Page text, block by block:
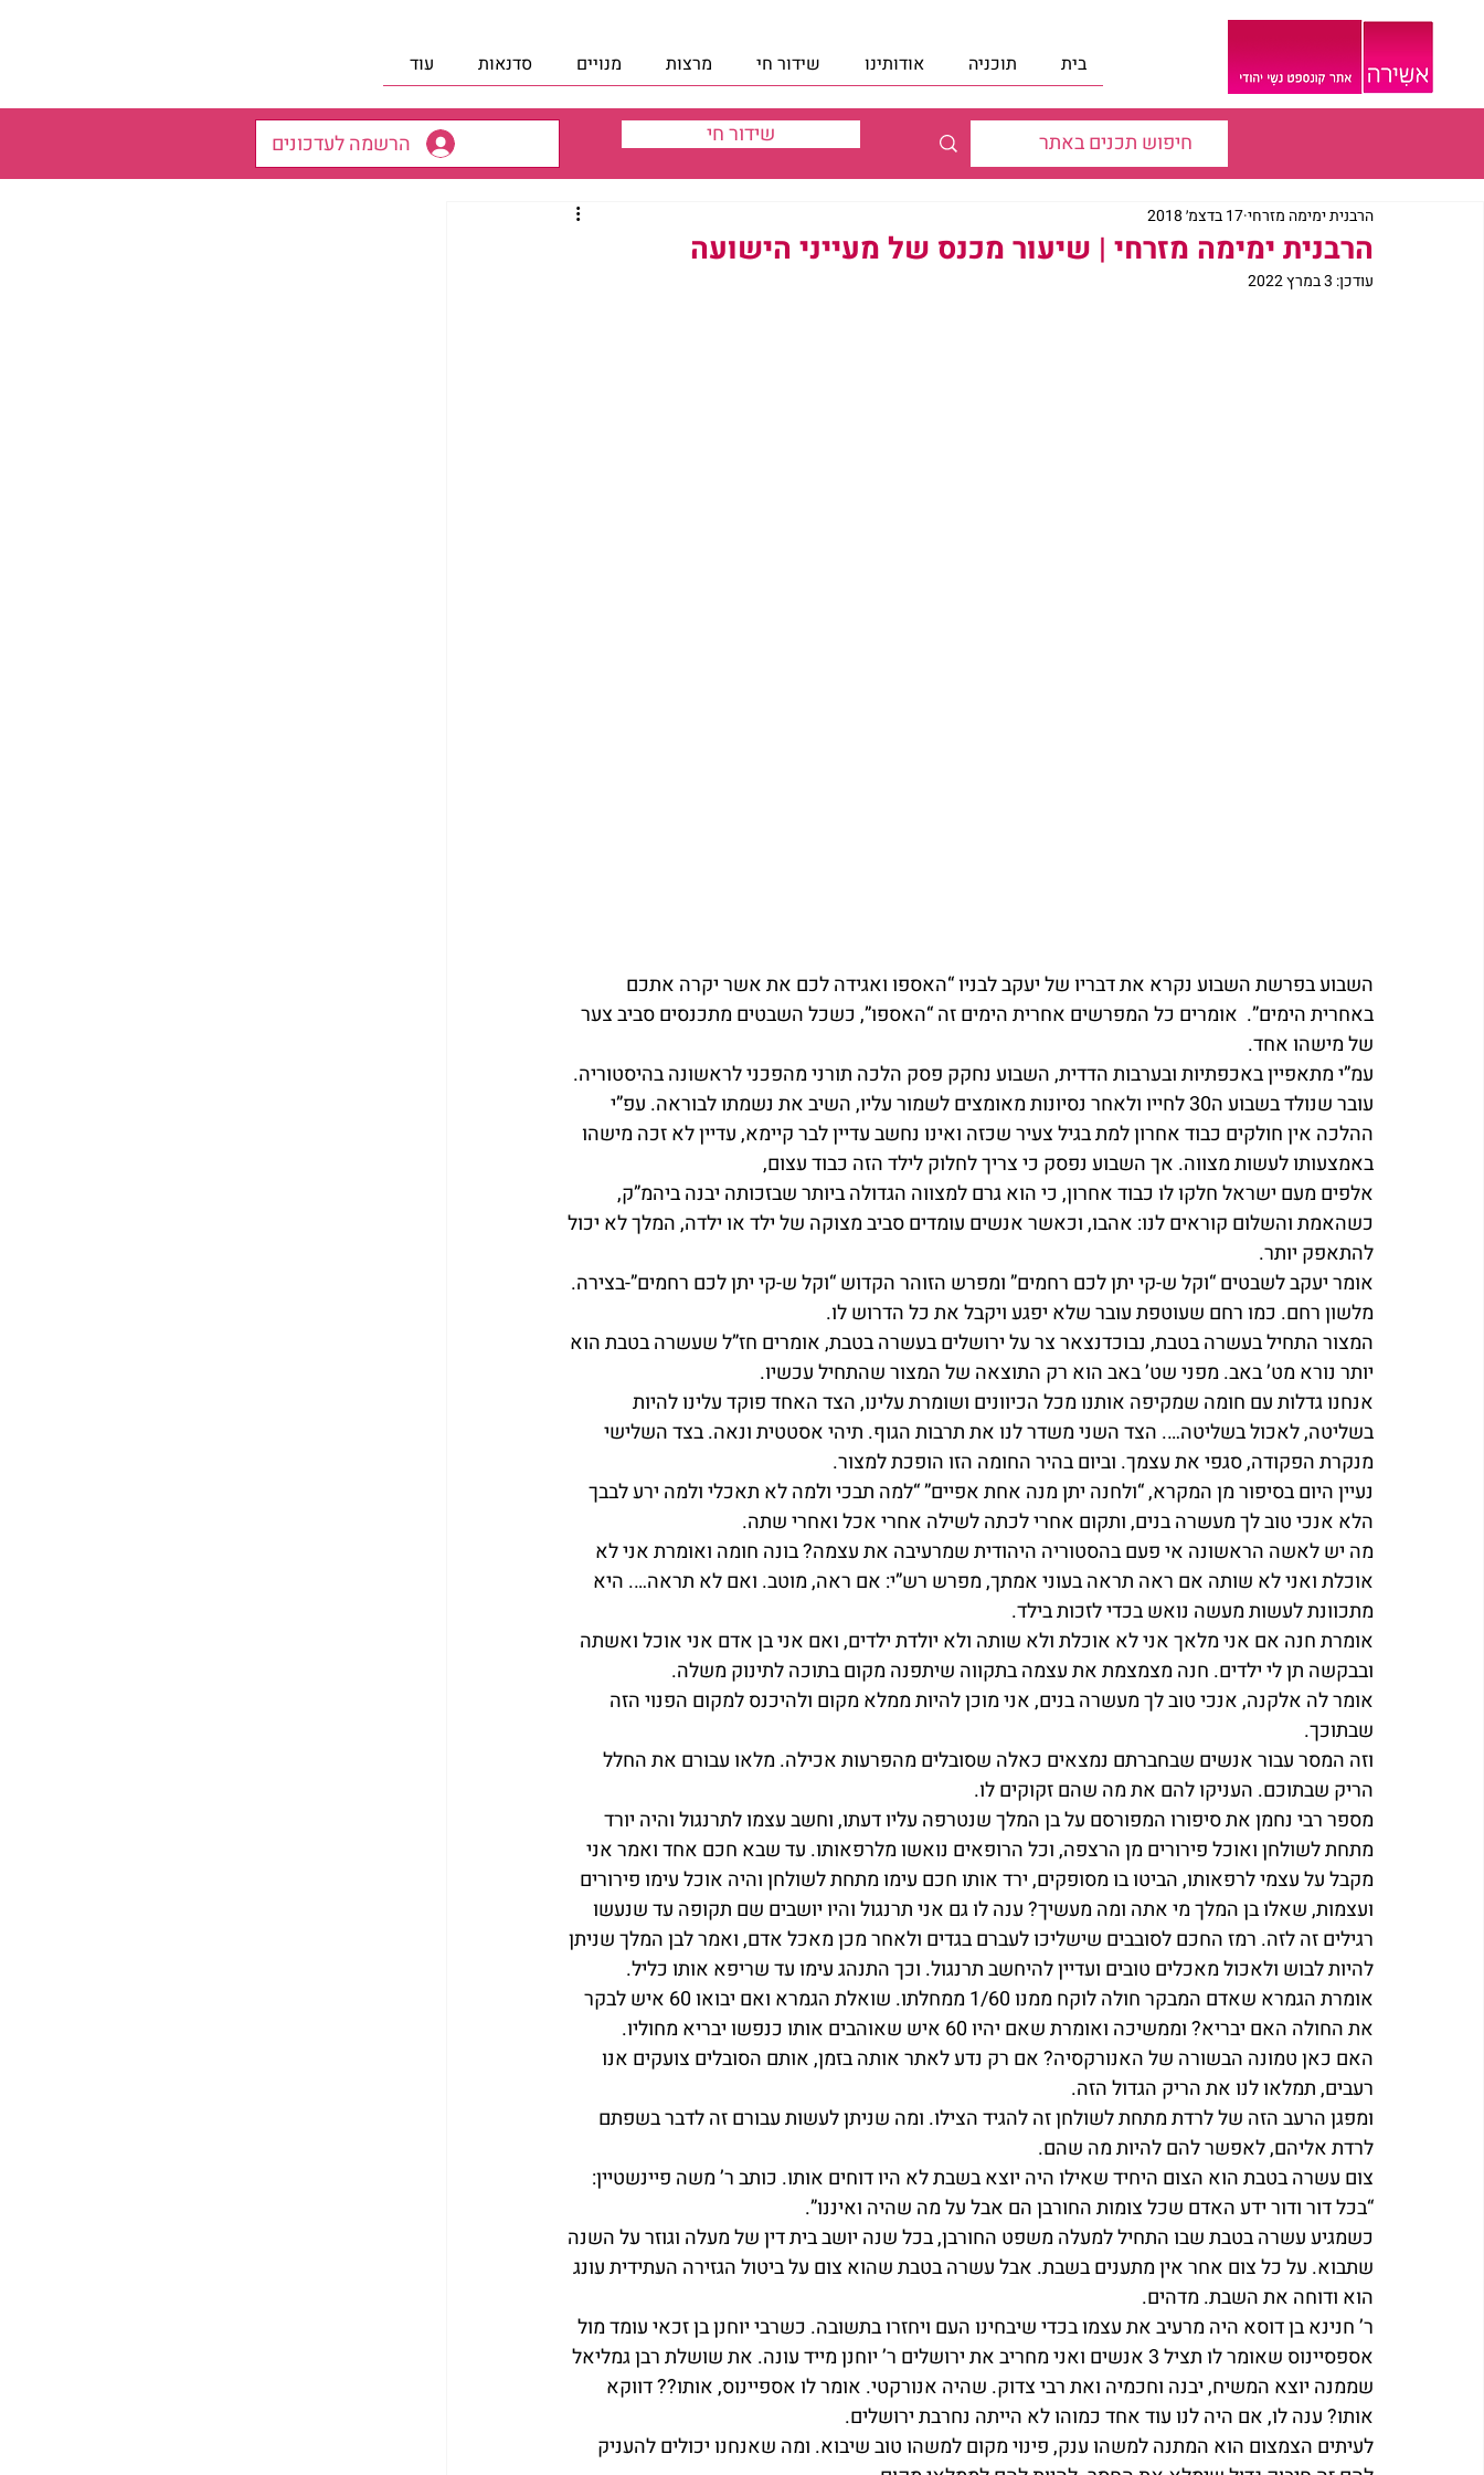
בית תוכניה אודותינו שידור חי מרצות מנויים סדנאות עוד
הרשמה לעדכונים שידור חי
הרבנית ימימה מזרחי | שיעור מכנס של מעייני הישועה
הרבנית ימימה מזרחי17 בדצמ׳ 2018
עודכן: 3 במרץ 2022
השבוע בפרשת השבוע נקרא את דבריו של יעקב לבניו “האספו ואגידה לכם את אשר יקרה אתכם
באחרית הימים”.  אומרים כל המפרשים אחרית הימים זה “האספו”, כשכל השבטים מתכנסים סביב צער
של מישהו אחד.
עמ”י מתאפיין באכפתיות ובערבות הדדית, השבוע נחקק פסק הלכה תורני מהפכני לראשונה בהיסטוריה.
עובר שנולד בשבוע ה30 לחייו ולאחר נסיונות מאומצים לשמור עליו, השיב את נשמתו לבוראה. עפ”י
ההלכה אין חולקים כבוד אחרון למת בגיל צעיר שכזה ואינו נחשב עדיין לבר קיימא, עדיין לא זכה מישהו
באמצעותו לעשות מצווה. אך השבוע נפסק כי צריך לחלוק לילד הזה כבוד עצום,
אלפים מעם ישראל חלקו לו כבוד אחרון, כי הוא גרם למצווה הגדולה ביותר שבזכותה יבנה ביהמ”ק,
כשהאמת והשלום קוראים לנו: אהבו, וכאשר אנשים עומדים סביב מצוקה של ילד או ילדה, המלך לא יכול
להתאפק יותר.
אומר יעקב לשבטים “וקל ש-קי יתן לכם רחמים” ומפרש הזוהר הקדוש “וקל ש-קי יתן לכם רחמים”-בצירה.
מלשון רחם. כמו רחם שעוטפת עובר שלא יפגע ויקבל את כל הדרוש לו.
המצור התחיל בעשרה בטבת, נבוכדנצאר צר על ירושלים בעשרה בטבת, אומרים חז”ל שעשרה בטבת הוא
יותר נורא מט’ באב. מפני שט’ באב הוא רק התוצאה של המצור שהתחיל עכשיו.
אנחנו גדלות עם חומה שמקיפה אותנו מכל הכיוונים ושומרת עלינו, הצד האחד פוקד עלינו להיות
בשליטה, לאכול בשליטה…. הצד השני משדר לנו את תרבות הגוף. תיהי אסטטית ונאה. בצד השלישי
מנקרת הפקודה, סגפי את עצמך. וביום בהיר החומה הזו הופכת למצור.
נעיין היום בסיפור מן המקרא, “ולחנה יתן מנה אחת אפיים” “למה תבכי ולמה לא תאכלי ולמה ירע לבבך
הלא אנכי טוב לך מעשרה בנים, ותקום אחרי לכתה לשילה אחרי אכל ואחרי שתה.
מה יש לאשה הראשונה אי פעם בהסטוריה היהודית שמרעיבה את עצמה? בונה חומה ואומרת אני לא
אוכלת ואני לא שותה אם ראה תראה בעוני אמתך, מפרש רש”י: אם ראה, מוטב. ואם לא תראה…. היא
מתכוונת לעשות מעשה נואש בכדי לזכות בילד.
אומרת חנה אם אני מלאך אני לא אוכלת ולא שותה ולא יולדת ילדים, ואם אני בן אדם אני אוכל ואשתה
ובבקשה תן לי ילדים. חנה מצמצמת את עצמה בתקווה שיתפנה מקום בתוכה לתינוק משלה.
אומר לה אלקנה, אנכי טוב לך מעשרה בנים, אני מוכן להיות ממלא מקום ולהיכנס למקום הפנוי הזה
שבתוכך.
וזה המסר עבור אנשים שבחברתם נמצאים כאלה שסובלים מהפרעות אכילה. מלאו עבורם את החלל
הריק שבתוכם. העניקו להם את מה שהם זקוקים לו.
מספר רבי נחמן את סיפורו המפורסם על בן המלך שנטרפה עליו דעתו, וחשב עצמו לתרנגול והיה יורד
מתחת לשולחן ואוכל פירורים מן הרצפה, וכל הרופאים נואשו מלרפאותו. עד שבא חכם אחד ואמר אני
מקבל על עצמי לרפאותו, הביטו בו מסופקים, ירד אותו חכם עימו מתחת לשולחן והיה אוכל עימו פירורים
ועצמות, שאלו בן המלך מי אתה ומה מעשיך? ענה לו גם אני תרנגול והיו יושבים שם תקופה עד שנעשו
רגילים זה לזה. רמז החכם לסובבים שישליכו לעברם בגדים ולאחר מכן מאכל אדם, ואמר לבן המלך שניתן
להיות לבוש ולאכול מאכלים טובים ועדיין להיחשב תרנגול. וכך התנהג עימו עד שריפא אותו כליל.
אומרת הגמרא שאדם המבקר חולה לוקח ממנו 1/60 ממחלתו. שואלת הגמרא ואם יבואו 60 איש לבקר
את החולה האם יבריא? וממשיכה ואומרת שאם יהיו 60 איש שאוהבים אותו כנפשו יבריא מחוליו.
האם כאן טמונה הבשורה של האנורקסיה? אם רק נדע לאתר אותה בזמן, אותם הסובלים צועקים אנו
רעבים, תמלאו לנו את הריק הגדול הזה.
ומפגן הרעב הזה של לרדת מתחת לשולחן זה להגיד הצילו. ומה שניתן לעשות עבורם זה לדבר בשפתם
לרדת אליהם, לאפשר להם להיות מה שהם.
צום עשרה בטבת הוא הצום היחיד שאילו היה יוצא בשבת לא היו דוחים אותו. כותב ר’ משה פיינשטיין:
“בכל דור ודור ידע האדם שכל צומות החורבן הם אבל על מה שהיה ואיננו”.
כשמגיע עשרה בטבת שבו התחיל למעלה משפט החורבן, בכל שנה יושב בית דין של מעלה וגוזר על השנה
שתבוא. על כל צום אחר אין מתענים בשבת. אבל עשרה בטבת שהוא צום על ביטול הגזירה העתידית עונג
הוא ודוחה את השבת. מדהים.
ר’ חנינא בן דוסא היה מרעיב את עצמו בכדי שיבחינו העם ויחזרו בתשובה. כשרבי יוחנן בן זכאי עומד מול
אספסיינוס שאומר לו תציל 3 אנשים ואני מחריב את ירושלים ר’ יוחנן מייד עונה. את שושלת רבן גמליאל
שממנה יוצא המשיח, יבנה וחכמיה ואת רבי צדוק. שהיה אנורקטי. אומר לו אספיינוס, אותו?? דווקא
אותו? ענה לו, אם היה לנו עוד אחד כמוהו לא הייתה נחרבת ירושלים.
לעיתים הצמצום הוא המתנה למשהו ענק, פינוי מקום למשהו טוב שיבוא. ומה שאנחנו יכולים להעניק